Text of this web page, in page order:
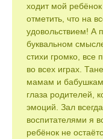
ходит мой
отметить, что на
удовольствием! А
буквальном
стихи громко, все
во всех играх.
мамам и
глаза родителей,
эмоций. Зал
воспитателями я
ребёнок не